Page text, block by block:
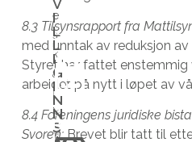
8.3 Tilsynsrapport fra
med unntak av reduksjon
Styret har fattet
arbeidet på nytt i løpet av
8.4 Foreningens juridiske
Svoren:Brevet blir tatt til
e
s
k
a
l
k
u
i
g
h
e
t
e
n
I
L
L
I
G
I
N
N
S
B
L